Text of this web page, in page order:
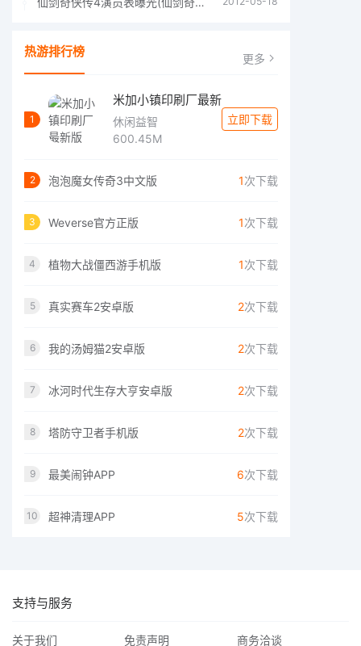
热游排行榜 更多
1
米加小镇印刷厂最新
休闲益智
600.45M
立即下载
2 泡泡魔女传奇3中文版 1次下载
3 Weverse官方正版 1次下载
4 植物大战僵西游手机版 1次下载
5 真实赛车2安卓版 2次下载
6 我的汤姆猫2安卓版 2次下载
7 冰河时代生存大亨安卓版 2次下载
8 塔防守卫者手机版 2次下载
9 最美闹钟APP 6次下载
10 超神清理APP 5次下载
支持与服务
关于我们 免责声明 商务洽谈